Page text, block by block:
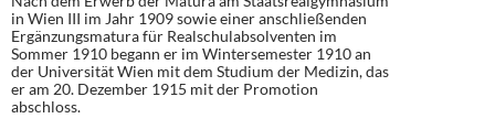
in Wien III im Jahr 1909 sowie einer anschließenden
Ergänzungsmatura für Realschulabsolventen im
Sommer 1910 begann er im Wintersemester 1910 an
der Universität Wien mit dem Studium der Medizin, das
er am 20. Dezember 1915 mit der Promotion
abschloss.